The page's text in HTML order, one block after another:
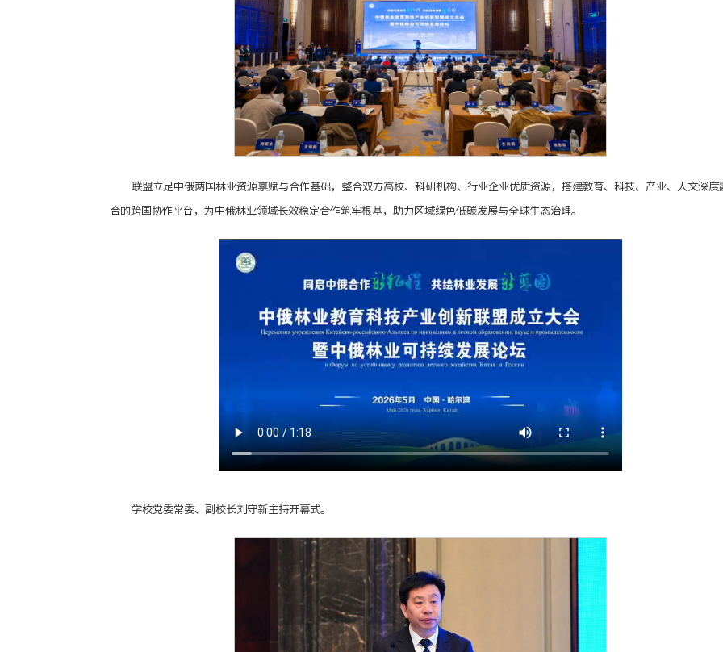
联盟立足中俄两国林业资源禀赋与合作基础，整合双方高校、科研机构、行业企业优质资源，搭建教育、科技、产业、人文深度
合的跨国协作平台，为中俄林业领域长效稳定合作筑牢根基，助力区域绿色低碳发展与全球生态治理。
学校党委常委、副校长刘守新主持开幕式。